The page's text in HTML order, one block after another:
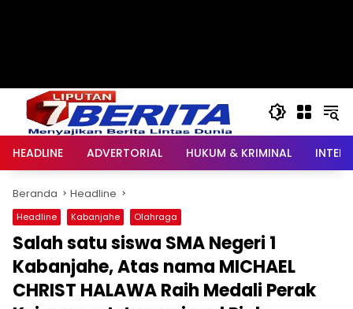
HEADLINE ADVERTORIAL HUKUM & KRIMINAL
Beranda Headline
Headline Kabanjahe Olahraga
Salah satu siswa SMA Negeri 1
Kabanjahe, Atas nama MICHAEL
CHRIST HALAWA Raih Medali Perak